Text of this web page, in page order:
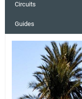
Circuits
Guides